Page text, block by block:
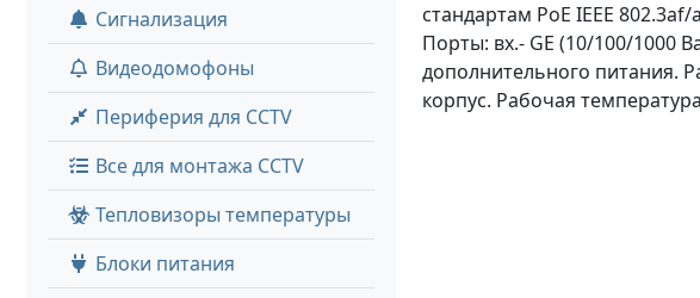
Сигнализация
Видеодомофоны
Периферия для CCTV
Все для монтажа CCTV
Тепловизоры температуры
Блоки питания
стандартам PoE IEEE
Порты: вх.- GE (10/100/1000
дополнительного питания.
корпус. Рабочая